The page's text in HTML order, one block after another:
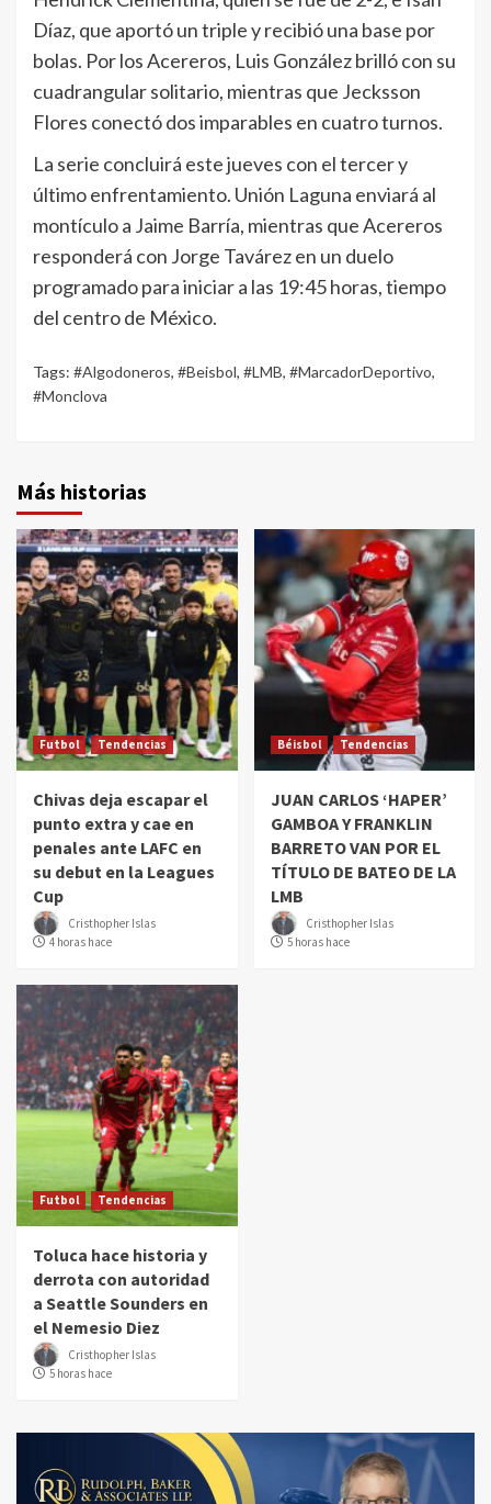
Díaz, que aportó un triple y recibió una base por
bolas. Por los Acereros, Luis González brilló con su
cuadrangular solitario, mientras que Jecksson
Flores conectó dos imparables en cuatro turnos.
La serie concluirá este jueves con el tercer y
último enfrentamiento. Unión Laguna enviará al
montículo a Jaime Barría, mientras que Acereros
responderá con Jorge Tavárez en un duelo
programado para iniciar a las 19:45 horas, tiempo
del centro de México.
Tags: #Algodoneros, #Beisbol, #LMB, #MarcadorDeportivo,
#Monclova
Más historias
Futbol Tendencias
Chivas deja escapar el
punto extra y cae en
penales ante LAFC en
su debut en la Leagues
Cup
Cristhopher Islas
4 horas hace
Béisbol Tendencias
JUAN CARLOS ‘HAPER’
GAMBOA Y FRANKLIN
BARRETO VAN POR EL
TÍTULO DE BATEO DE LA
LMB
Cristhopher Islas
5 horas hace
Futbol Tendencias
Toluca hace historia y
derrota con autoridad
a Seattle Sounders en
el Nemesio Diez
Cristhopher Islas
5 horas hace